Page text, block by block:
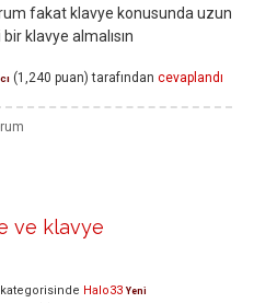
fakat klavye konusunda uzun
klavye almalısın
(1,240 puan) tarafından cevaplandı
ve klavye
kategorisinde Halo33 Yeni